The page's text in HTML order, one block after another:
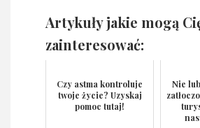
Artykuły jakie mogą
zainteresować:
Czy astma kontroluje
twoje życie? Uzyskaj
pomoc tutaj!
Nie